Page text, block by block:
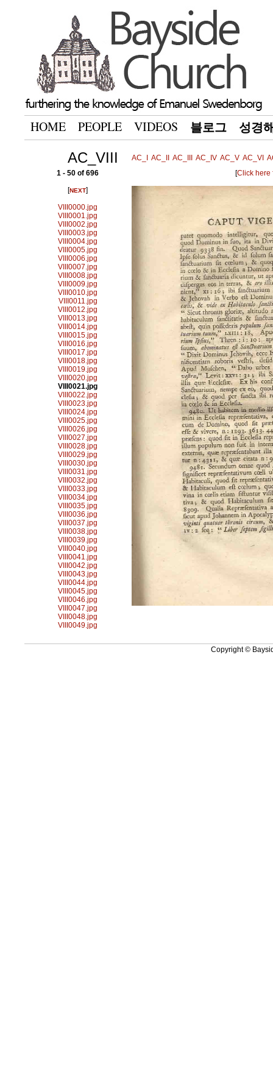
HOME PEOPLE VIDEOS 블로그 성경
AC_VIII AC_I AC_II AC_III AC_IV AC_V AC_VI
1 - 50 of 696
[NEXT]
VIII0000.jpg
VIII0001.jpg
VIII0002.jpg
VIII0003.jpg
VIII0004.jpg
VIII0005.jpg
VIII0006.jpg
VIII0007.jpg
VIII0008.jpg
VIII0009.jpg
VIII0010.jpg
VIII0011.jpg
VIII0012.jpg
VIII0013.jpg
VIII0014.jpg
VIII0015.jpg
VIII0016.jpg
VIII0017.jpg
VIII0018.jpg
VIII0019.jpg
VIII0020.jpg
VIII0021.jpg
VIII0022.jpg
VIII0023.jpg
VIII0024.jpg
VIII0025.jpg
VIII0026.jpg
VIII0027.jpg
VIII0028.jpg
VIII0029.jpg
VIII0030.jpg
VIII0031.jpg
VIII0032.jpg
VIII0033.jpg
VIII0034.jpg
VIII0035.jpg
VIII0036.jpg
VIII0037.jpg
VIII0038.jpg
VIII0039.jpg
VIII0040.jpg
VIII0041.jpg
VIII0042.jpg
VIII0043.jpg
VIII0044.jpg
VIII0045.jpg
VIII0046.jpg
VIII0047.jpg
VIII0048.jpg
VIII0049.jpg
[Click here
Copyright ©